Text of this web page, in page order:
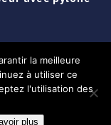
la meilleure
à utiliser ce
l'utilisation des
plus